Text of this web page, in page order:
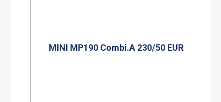
MINI MP190 Combi.A 230/50 EUR